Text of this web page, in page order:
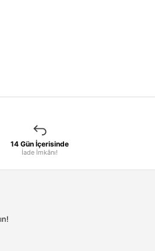
14 Gün İçerisinde
İade İmkânı!